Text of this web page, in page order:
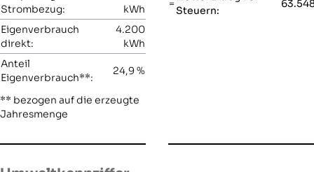
Strombezug:
kWh
Eigenverbrauch
direkt:
4.200
kWh
Anteil
Eigenverbrauch**:
24,9 %
** bezogen auf die erzeugte
Jahresmenge
=
Steuern: